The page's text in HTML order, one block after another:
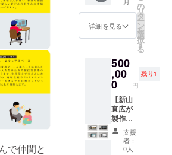
で仲間と
ができ
ない場
合があ
りま
す。予
承くだ
さい。
【ロ
ゴ】 ※
ロゴ
マーク
はイラ
スト
レー
ター形
つの伝
統工芸
と繊
維、メ
ガネな
業が密
集する
ものつ
くりの
街で
す。そ
の街で
起こっ
ている
最新の
を開催
できま
す。
PARK
のメン
お手伝
いをし
なが
ら、心
に残る
華やか
なパー
ティを
作りま
す。
詳細を見る
の
リ
タ
ー
ン
を
選
択
す
る
500
,00
0 円
残り1
【新山
直広が
製作す
る
WEB6−
８ペー
支援
者：
0人